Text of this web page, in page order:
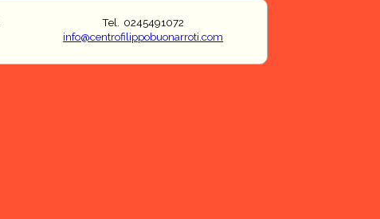
Tel. 0245491072
info@centrofilippobuonarroti.com